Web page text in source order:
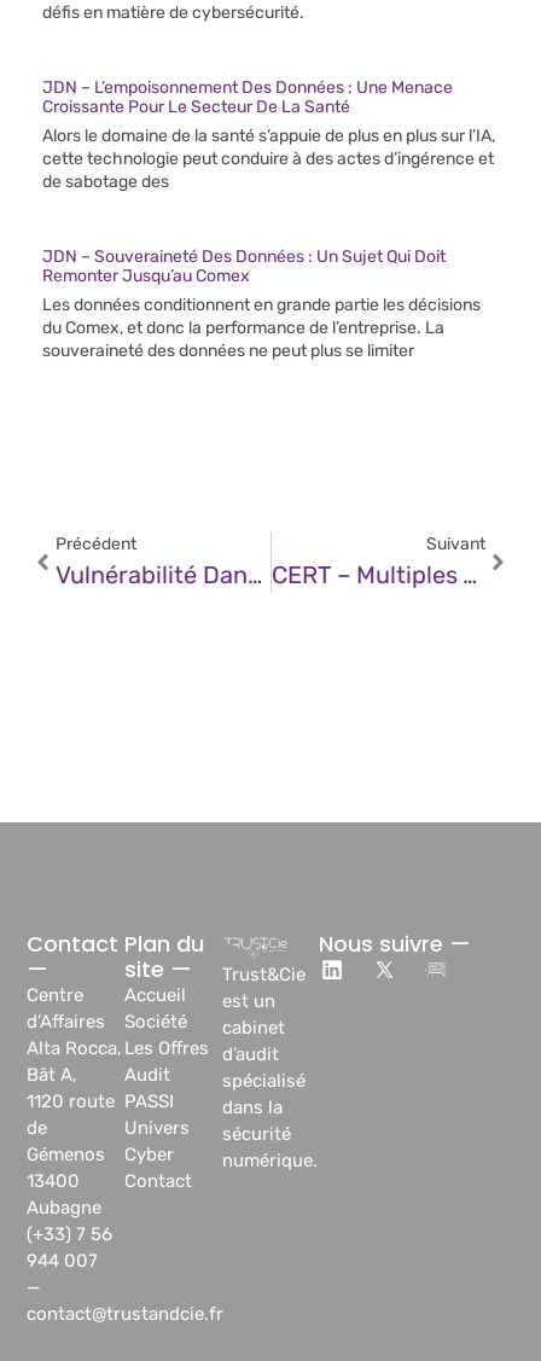
défis en matière de cybersécurité.
JDN – L’empoisonnement Des Données : Une Menace
Croissante Pour Le Secteur De La Santé
Alors le domaine de la santé s’appuie de plus en plus sur l’IA,
cette technologie peut conduire à des actes d’ingérence et
de sabotage des
JDN – Souveraineté Des Données : Un Sujet Qui Doit
Remonter Jusqu’au Comex
Les données conditionnent en grande partie les décisions
du Comex, et donc la performance de l’entreprise. La
souveraineté des données ne peut plus se limiter
Précédent
Vulnérabilité Dans SonicWall (10 Septembre 2024)
Suivant
CERT – Multiples Vulnérabilités Dans Mitel Micollab (10 Octobre 2024)
Trust&Cie
est un
cabinet
d’audit
spécialisé
dans la
sécurité
numérique.
Plan du
site —
Accueil
Société
Les Offres
Audit
PASSI
Univers
Cyber
Contact
Contact
—
Centre
d’Affaires
Alta Rocca,
Bât A,
1120 route
de
Gémenos
13400
Aubagne
(+33) 7 56
944 007
—
contact@trustandcie.fr
Nous suivre —